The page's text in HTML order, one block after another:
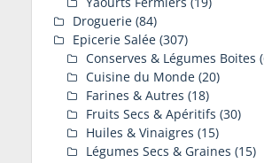
Droguerie (84)
Epicerie Salée (307)
Conserves & Légumes Boites
Cuisine du Monde (20)
Farines & Autres (18)
Fruits Secs & Apéritifs (30)
Huiles & Vinaigres (15)
Légumes Secs & Graines (15)